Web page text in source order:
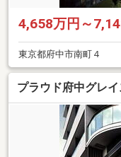
4,658万円～
東京都府中市南町４
プラウド府中グレ